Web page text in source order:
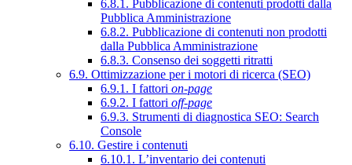
6.8.1. Pubblicazione di contenuti prodotti dalla
Pubblica Amministrazione
6.8.2. Pubblicazione di contenuti non prodotti
dalla Pubblica Amministrazione
6.8.3. Consenso dei soggetti ritratti
6.9. Ottimizzazione per i motori di ricerca (SEO)
6.9.1. I fattori on-page
6.9.2. I fattori off-page
6.9.3. Strumenti di diagnostica SEO: Search
Console
6.10. Gestire i contenuti
6.10.1. L’inventario dei contenuti